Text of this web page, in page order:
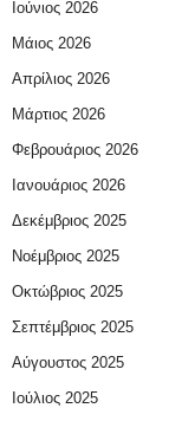
Ιούνιος 2026
Μάιος 2026
Απρίλιος 2026
Μάρτιος 2026
Φεβρουάριος 2026
Ιανουάριος 2026
Δεκέμβριος 2025
Νοέμβριος 2025
Οκτώβριος 2025
Σεπτέμβριος 2025
Αύγουστος 2025
Ιούλιος 2025